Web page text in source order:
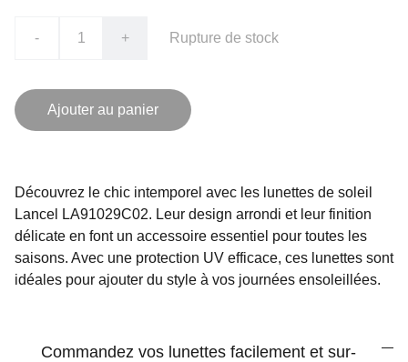
- + Rupture de stock
Ajouter au panier
Découvrez le chic intemporel avec les lunettes de soleil
Lancel LA91029C02. Leur design arrondi et leur finition
délicate en font un accessoire essentiel pour toutes les
saisons. Avec une protection UV efficace, ces lunettes sont
idéales pour ajouter du style à vos journées ensoleillées.
Commandez vos lunettes facilement et sur-